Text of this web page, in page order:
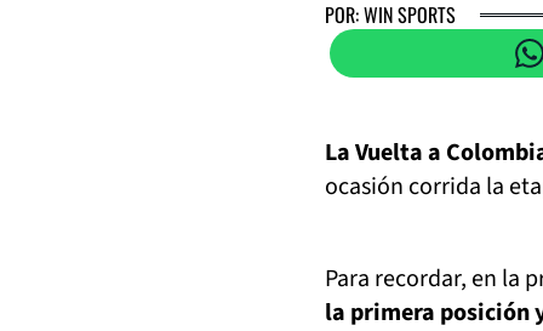
POR: WIN SPORTS
La Vuelta a
ocasión corrida la
Para recordar, en la
la primera posición